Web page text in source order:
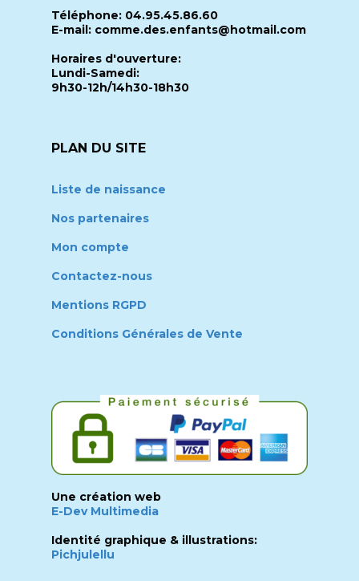
Téléphone: 04.95.45.86.60
E-mail: comme.des.enfants@hotmail.com
Horaires d'ouverture:
Lundi-Samedi:
9h30-12h/14h30-18h30
PLAN DU SITE
Liste de naissance
Nos partenaires
Mon compte
Contactez-nous
Mentions RGPD
Conditions Générales de Vente
Une création web
E-Dev Multimedia
Identité graphique & illustrations:
Pichjulellu